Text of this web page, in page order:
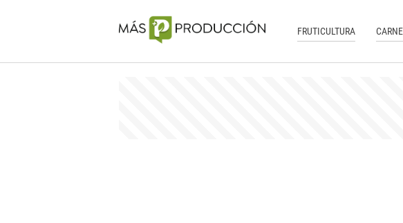
FRUTICULTURA